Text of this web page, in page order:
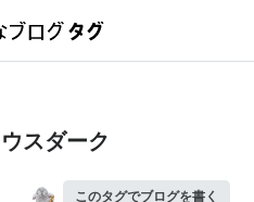
スダーク
このタグでブログを書く